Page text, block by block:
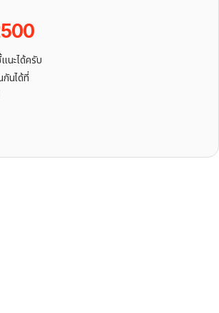
นะได้ครับ
นได้ที่